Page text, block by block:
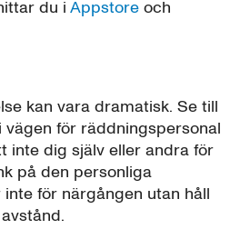
du i Appstore och
kan vara dramatisk. Se till
för räddningspersonal
inte dig själv eller andra för
på den personliga
för närgången utan håll